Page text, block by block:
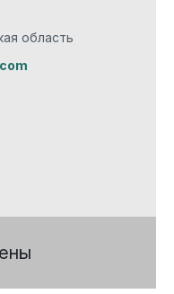
область